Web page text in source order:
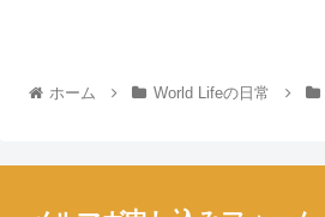
ホーム World Lifeの日常